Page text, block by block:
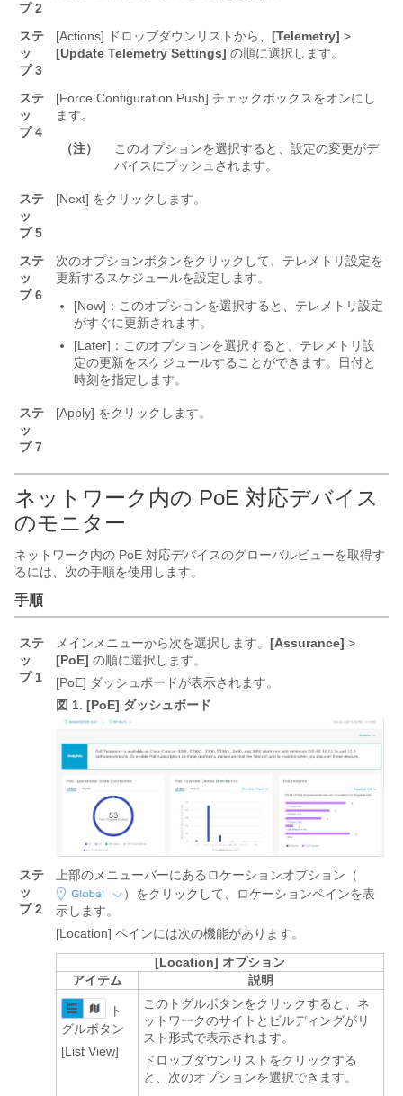
プ 2
ステ
ッ
プ 3
[Actions] ドロップダウンリストから、 [Telemetry] >
[Update Telemetry Settings] の順に選択します。
ステ
ッ
プ 4
[Force Configuration Push] チェックボックスをオンにし
ます。
（注）
このオプションを選択すると、設定の変更がデ
バイスにプッシュされます。
ステ
ッ
プ 5
[Next] をクリックします。
ステ
ッ
プ 6
次のオプションボタンをクリックして、テレメトリ設定を
更新するスケジュールを設定します。
[Now] ：このオプションを選択すると、テレメトリ設定
がすぐに更新されます。
[Later] ：このオプションを選択すると、テレメトリ設
定の更新をスケジュールすることができます。日付と
時刻を指定します。
ステ
ッ
プ 7
[Apply] をクリックします。
ネットワーク内の PoE 対応デバイス
のモニター
ネットワーク内の PoE 対応デバイスのグローバルビューを取得す
るには、次の手順を使用します。
手順
ステ
ッ
プ 1
メインメニューから次を選択します。 [Assurance] >
[PoE] の順に選択します。
[PoE] ダッシュボードが表示されます。
図 1. [PoE] ダッシュボード
ステ
ッ
プ 2
上部のメニューバーにあるロケーションオプション（
）をクリックして、ロケーションペインを表
示します。
[Location] ペインには次の機能があります。
[Location] オプション
アイテム
説明
ト
グルボタン
[List View]
このトグルボタンをクリックすると、ネ
ットワークのサイトとビルディングがリ
スト形式で表示されます。
ドロップダウンリストをクリックする
と、次のオプションを選択できます。